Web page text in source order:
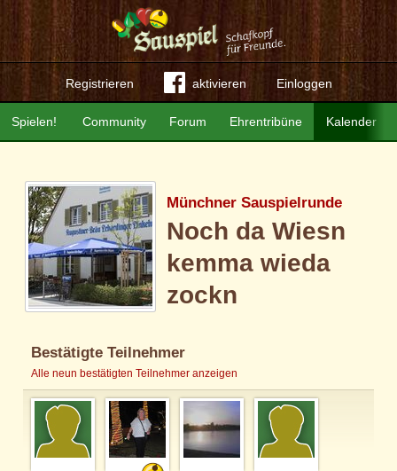
Registrieren aktivieren Einloggen
Community Forum Ehrentribüne Kalender
Spielen!
Münchner Sauspielrunde
Noch da Wiesn
kemma wieda
zockn
Bestätigte Teilnehmer
Alle neun bestätigten Teilnehmer anzeigen